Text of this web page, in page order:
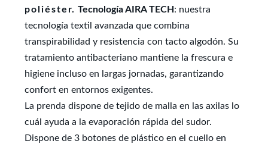
poliéster. Tecnología AIRA TECH : nuestra
tecnología textil avanzada que combina
transpirabilidad y resistencia con tacto algodón. Su
tratamiento antibacteriano mantiene la frescura e
higiene incluso en largas jornadas, garantizando
confort en entornos exigentes.
La prenda dispone de tejido de malla en las axilas lo
cuál ayuda a la evaporación rápida del sudor.
Dispone de 3 botones de plástico en el cuello en